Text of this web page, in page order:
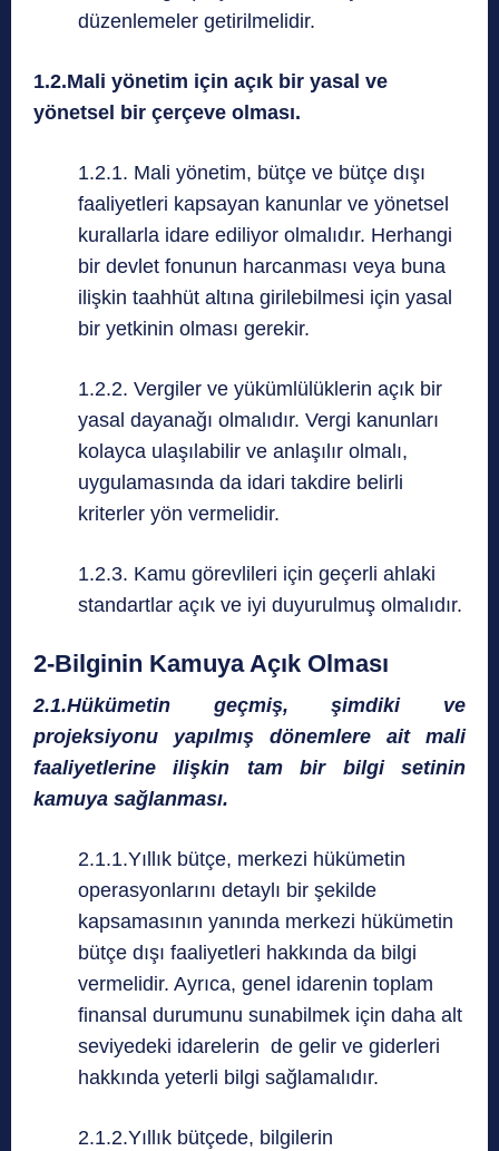
düzenlemeler getirilmelidir.
1.2.Mali yönetim için açık bir yasal ve
yönetsel bir çerçeve olması.
1.2.1. Mali yönetim, bütçe ve bütçe dışı
faaliyetleri kapsayan kanunlar ve yönetsel
kurallarla idare ediliyor olmalıdır. Herhangi
bir devlet fonunun harcanması veya buna
ilişkin taahhüt altına girilebilmesi için yasal
bir yetkinin olması gerekir.
1.2.2. Vergiler ve yükümlülüklerin açık bir
yasal dayanağı olmalıdır. Vergi kanunları
kolayca ulaşılabilir ve anlaşılır olmalı,
uygulamasında da idari takdire belirli
kriterler yön vermelidir.
1.2.3. Kamu görevlileri için geçerli ahlaki
standartlar açık ve iyi duyurulmuş olmalıdır.
2-Bilginin Kamuya Açık Olması
2.1.Hükümetin geçmiş, şimdiki ve
projeksiyonu yapılmış dönemlere ait mali
faaliyetlerine ilişkin tam bir bilgi setinin
kamuya sağlanması.
2.1.1.Yıllık bütçe, merkezi hükümetin
operasyonlarını detaylı bir şekilde
kapsamasının yanında merkezi hükümetin
bütçe dışı faaliyetleri hakkında da bilgi
vermelidir. Ayrıca, genel idarenin toplam
finansal durumunu sunabilmek için daha alt
seviyedeki idarelerin de gelir ve giderleri
hakkında yeterli bilgi sağlamalıdır.
2.1.2.Yıllık bütçede, bilgilerin